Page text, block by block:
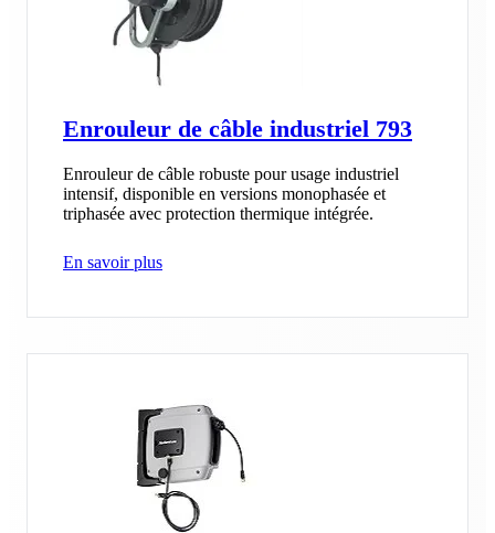
Enrouleur de câble industriel 793
Enrouleur de câble robuste pour usage industriel
intensif, disponible en versions monophasée et
triphasée avec protection thermique intégrée.
En savoir plus